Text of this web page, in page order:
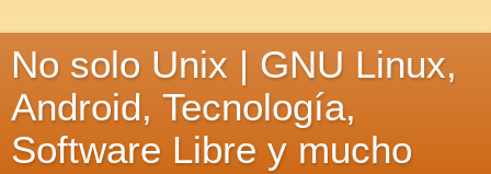
No solo Unix | GNU Linux,
Android, Tecnología,
Software Libre y mucho